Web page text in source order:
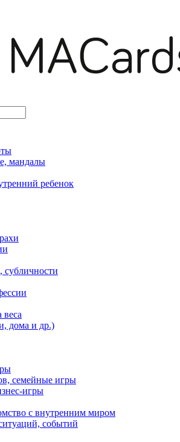
мандалы
ребенок
субличности
веса
дома и др.)
семейные игры
игры
с внутренним миром
событий